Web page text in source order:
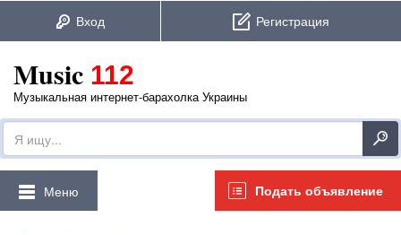
Music 112
Музыкальная интернет-барахолка Украины
Подать объявление
Меню